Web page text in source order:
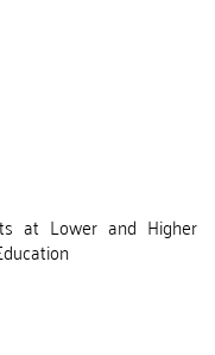
at Lower and Higher